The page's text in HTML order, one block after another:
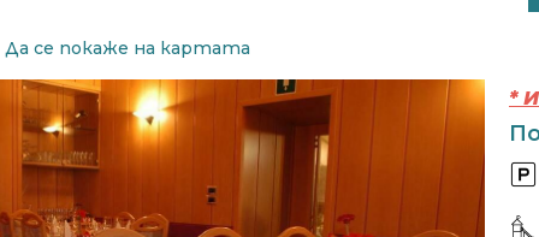
Да се ​​покаже на картата
*